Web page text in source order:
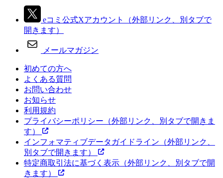
eコミ公式Xアカウント
（外部リンク、別タブで
開きます）
メールマガジン
初めての方へ
よくある質問
お問い合わせ
お知らせ
利用規約
プライバシーポリシー （外部リンク、別タブで開きま
す）
インフォマティブデータガイドライン （外部リンク、
別タブで開きます）
特定商取引法に基づく表示 （外部リンク、別タブで開
きます）